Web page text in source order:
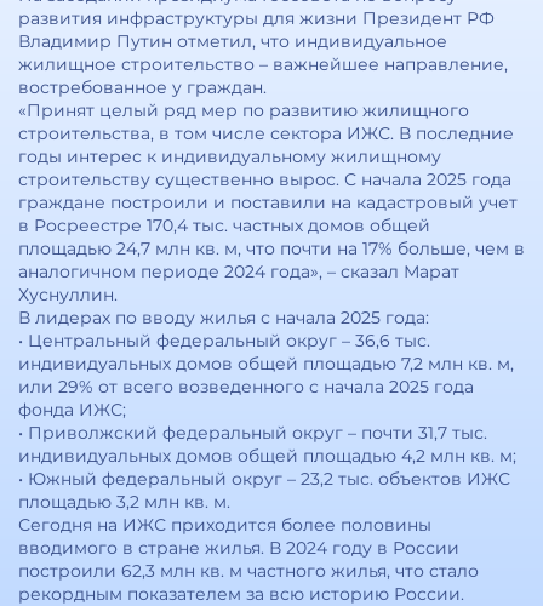
развития инфраструктуры для жизни Президент РФ
Владимир Путин отметил, что индивидуальное
жилищное строительство – важнейшее направление,
востребованное у граждан.
«Принят целый ряд мер по развитию жилищного
строительства, в том числе сектора ИЖС. В последние
годы интерес к индивидуальному жилищному
строительству существенно вырос. С начала 2025 года
граждане построили и поставили на кадастровый учет
в Росреестре 170,4 тыс. частных домов общей
площадью 24,7 млн кв. м, что почти на 17% больше, чем в
аналогичном периоде 2024 года», – сказал Марат
Хуснуллин.
В лидерах по вводу жилья с начала 2025 года:
• Центральный федеральный округ – 36,6 тыс.
индивидуальных домов общей площадью 7,2 млн кв. м,
или 29% от всего возведенного с начала 2025 года
фонда ИЖС;
• Приволжский федеральный округ – почти 31,7 тыс.
индивидуальных домов общей площадью 4,2 млн кв. м;
• Южный федеральный округ – 23,2 тыс. объектов ИЖС
площадью 3,2 млн кв. м.
Сегодня на ИЖС приходится более половины
вводимого в стране жилья. В 2024 году в России
построили 62,3 млн кв. м частного жилья, что стало
рекордным показателем за всю историю России.